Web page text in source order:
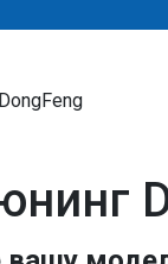
DongFeng